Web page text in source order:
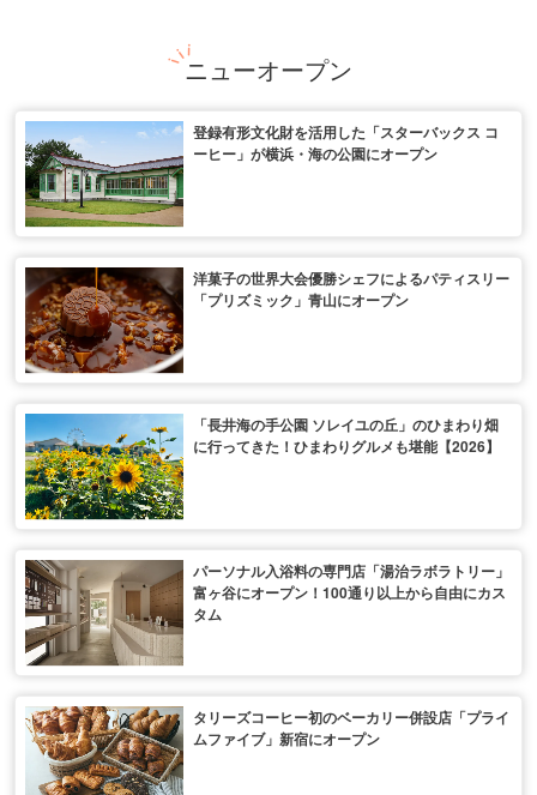
ニューオープン
登録有形文化財を活用した「スターバックス コ
ーヒー」が横浜・海の公園にオープン
洋菓子の世界大会優勝シェフによるパティスリー
「プリズミック」青山にオープン
「長井海の手公園 ソレイユの丘」のひまわり畑
に行ってきた！ひまわりグルメも堪能【2026】
パーソナル入浴料の専門店「湯治ラボラトリー」
富ヶ谷にオープン！100通り以上から自由にカス
タム
タリーズコーヒー初のベーカリー併設店「プライ
ムファイブ」新宿にオープン